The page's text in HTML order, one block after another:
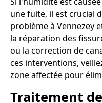
une fuite, il est crucial
problème à Vennezey
la réparation des
ou la correction de
ces interventions,
zone affectée pour
Traitement